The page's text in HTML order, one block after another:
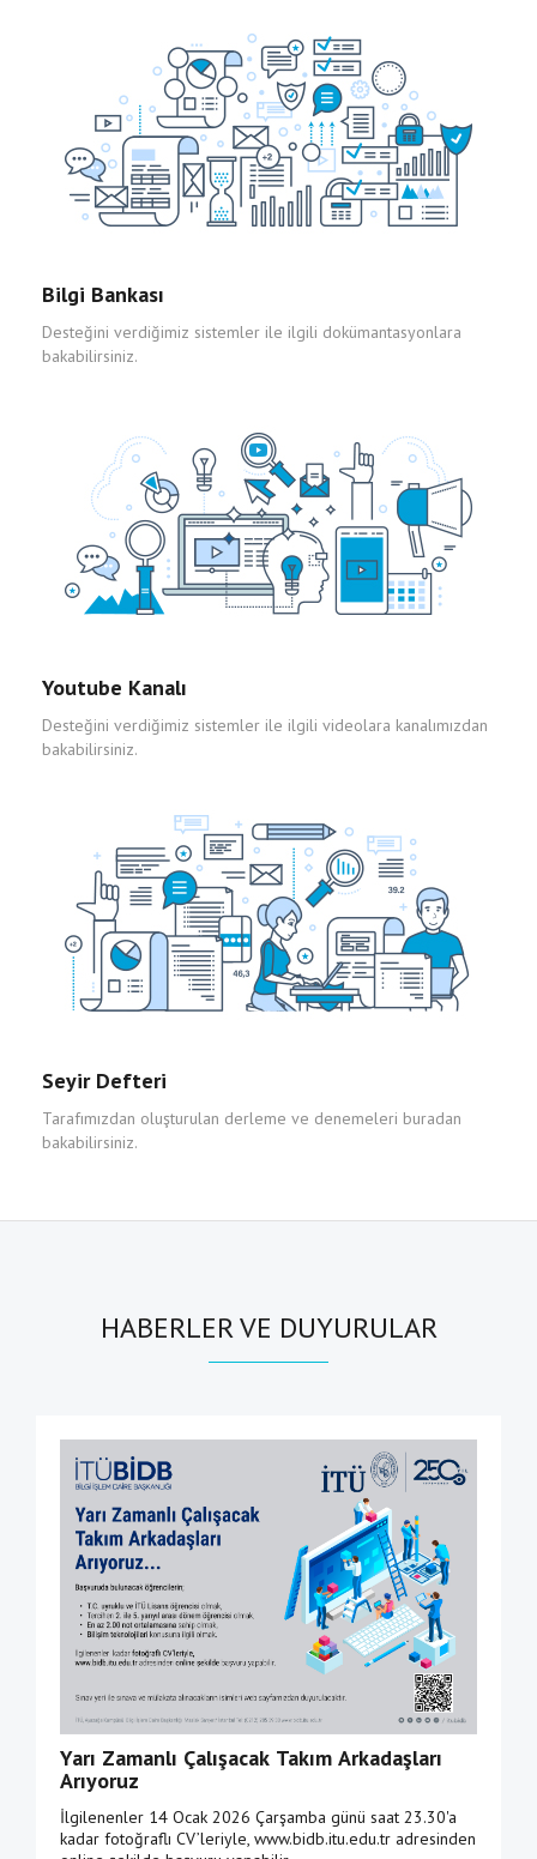
Bilgi Bankası
Desteğini verdiğimiz sistemler ile ilgili dokümantasyonlara
bakabilirsiniz.
Youtube Kanalı
Desteğini verdiğimiz sistemler ile ilgili videolara kanalımızdan
bakabilirsiniz.
Seyir Defteri
Tarafımızdan oluşturulan derleme ve denemeleri buradan
bakabilirsiniz.
HABERLER VE DUYURULAR
Yarı Zamanlı Çalışacak Takım Arkadaşları
Arıyoruz
İlgilenenler 14 Ocak 2026 Çarşamba günü saat 23.30'a
kadar fotoğraflı CV’leriyle, www.bidb.itu.edu.tr adresinden